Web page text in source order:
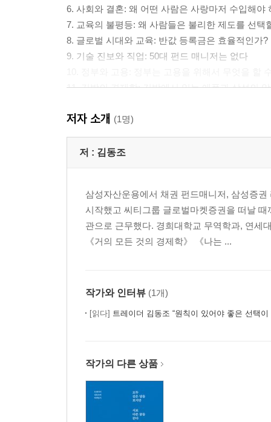
6. 사회와 결혼: 왜 어떤 사람은 사랑마저 수입해야
7. 교육의 불평등: 왜 사람들은 불리한 제도를 선택
8. 글로벌 시대와 교육: 반값 등록금은 효율적인가?
9. 기술 진보와 직업: 50대 펀드 매니저는 없다
11. 김밥의 경제학: 김밥에서 읽는 애플과 삼성의
Ⅱ. 후회 없는 인생 설계하기
12. 결혼의 경제학: 배우자의 모습은 거울에 비친
13. 사랑의 속성: 왜 첫사랑은 잊어야 할까?
16. 교육의 힘: 공부는 운명을 개척하는 가장 좋은
17. 부모와 교육: 당신이 누구인지가 자식의 미래
18. 친구와 교육: 고교 평준화는 폐지되어야 하나?
19. 양육의 기술: ‘타이거 맘’이 자식 교육의 정답일
22. 직장의 선택: 맨유에서 뛰어야 박지성이 된다
25. 옥주현을 위한 변명: ‘리스크 테이킹’ 속에 길이
27. 이해관계의 경제학: 왜 고부 갈등은 풀기가 어
28. 충고의 법칙: 조언은 들을 능력이 있는 사람에
저자 소개 (1명)
저 : 김동조
삼성자산운용에서 채권 펀드매니저, 삼성증
시작했고 씨티그룹 글로벌마켓증권을 떠날
관으로 근무했다. 경희대학교 무역학과, 연세
《거의 모든 것의 경제학》 《나는 ...
작가와 인터뷰 (1개)
[읽다] 트레이더 김동조 “원칙이 있어야 좋은 선택이
작가의 다른 상품